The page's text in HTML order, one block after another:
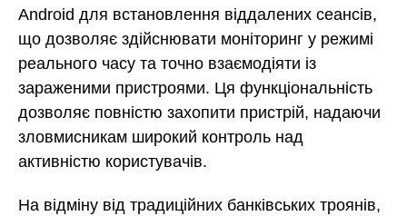
Android для встановлення віддалених сеансів,
що дозволяє здійснювати моніторинг у режимі
реального часу та точно взаємодіяти із
зараженими пристроями. Ця функціональність
дозволяє повністю захопити пристрій, надаючи
зловмисникам широкий контроль над
активністю користувачів.
На відміну від традиційних банківських троянів,